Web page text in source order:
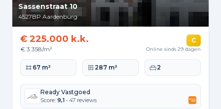
Sassenstraat 10
4527BP Aardenburg
€ 225.000 k.k.
€ 3.358/m²
C
Online sinds 29 dagen
Woonoppervlakte
67 m² Perceeloppervlakte
287 m² Slaapkamers
2
Ready Vastgoed
Score: 9,1 • 47 reviews